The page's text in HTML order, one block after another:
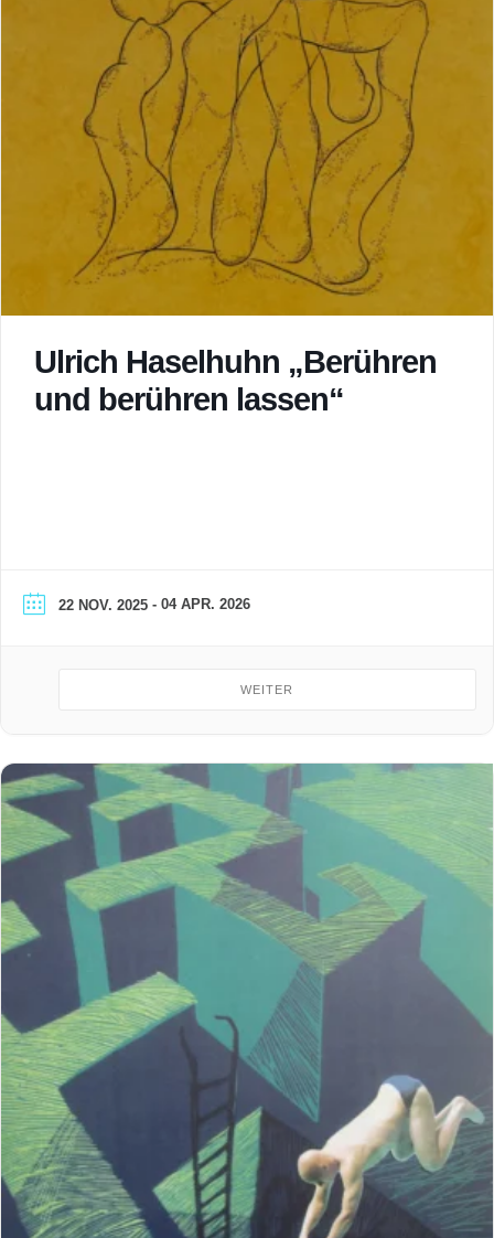
Ulrich Haselhuhn „Berühren
und berühren lassen“
22 NOV. 2025 - 04 APR. 2026
WEITER